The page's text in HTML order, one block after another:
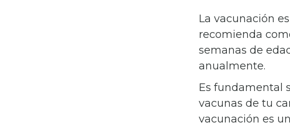
La vacunación
recomienda
semanas de
anualmente.
Es fundamental
vacunas de tu
vacunación es